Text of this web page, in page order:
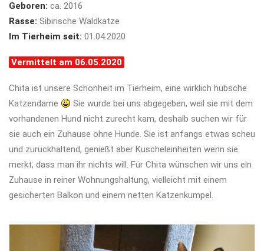
Geboren: ca. 2016
Rasse: Sibirische Waldkatze
Im Tierheim seit: 01.04.2020
Vermittelt am 06.05.2020
Chita ist unsere Schönheit im Tierheim, eine wirklich hübsche
Katzendame
Sie wurde bei uns abgegeben, weil sie mit dem
vorhandenen Hund nicht zurecht kam, deshalb suchen wir für
sie auch ein Zuhause ohne Hunde. Sie ist anfangs etwas scheu
und zurückhaltend, genießt aber Kuscheleinheiten wenn sie
merkt, dass man ihr nichts will. Für Chita wünschen wir uns ein
Zuhause in reiner Wohnungshaltung, vielleicht mit einem
gesicherten Balkon und einem netten Katzenkumpel.